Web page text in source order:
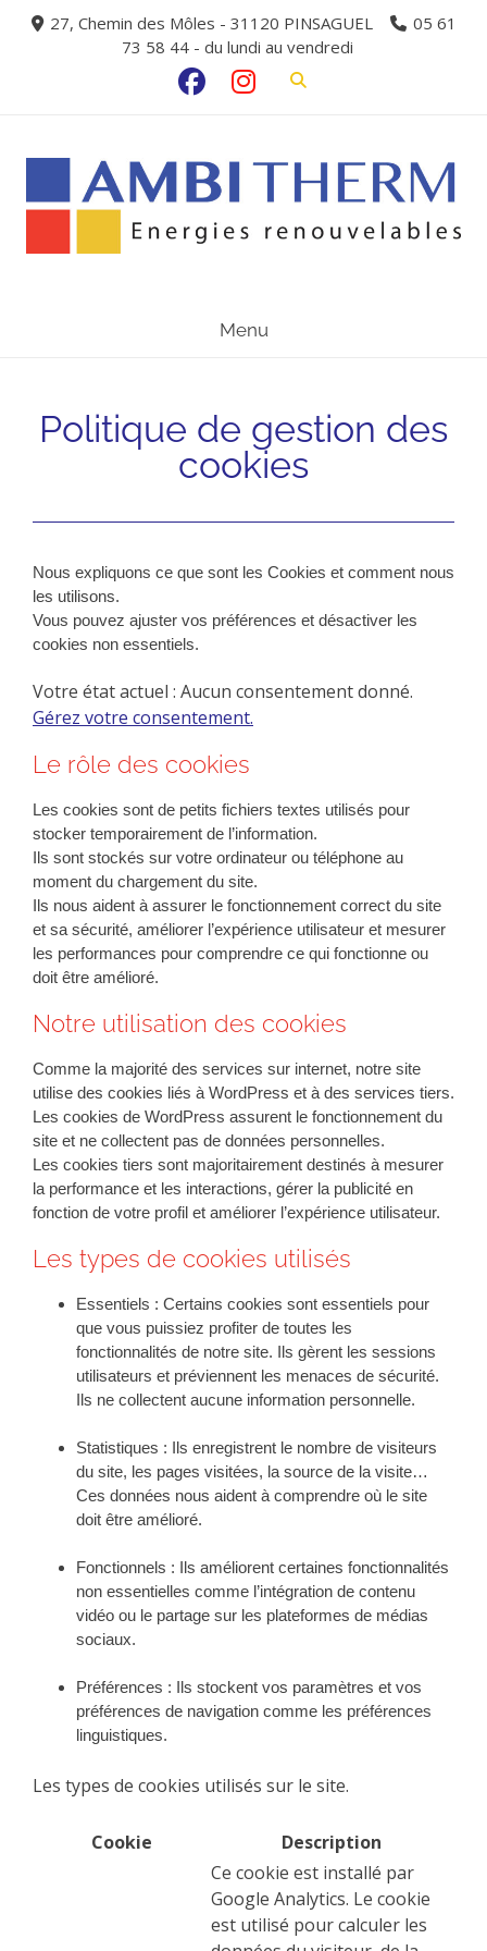
27, Chemin des Môles - 31120 PINSAGUEL
05 61
73 58 44 - du lundi au vendredi
Menu
Politique de gestion des
cookies
Nous expliquons ce que sont les Cookies et comment nous
les utilisons.
Vous pouvez ajuster vos préférences et désactiver les
cookies non essentiels.
Votre état actuel : Aucun consentement donné.
Gérez votre consentement.
Le rôle des cookies
Les cookies sont de petits fichiers textes utilisés pour
stocker temporairement de l’information.
Ils sont stockés sur votre ordinateur ou téléphone au
moment du chargement du site.
Ils nous aident à assurer le fonctionnement correct du site
et sa sécurité, améliorer l’expérience utilisateur et mesurer
les performances pour comprendre ce qui fonctionne ou
doit être amélioré.
Notre utilisation des cookies
Comme la majorité des services sur internet, notre site
utilise des cookies liés à WordPress et à des services tiers.
Les cookies de WordPress assurent le fonctionnement du
site et ne collectent pas de données personnelles.
Les cookies tiers sont majoritairement destinés à mesurer
la performance et les interactions, gérer la publicité en
fonction de votre profil et améliorer l’expérience utilisateur.
Les types de cookies utilisés
Essentiels : Certains cookies sont essentiels pour
que vous puissiez profiter de toutes les
fonctionnalités de notre site. Ils gèrent les sessions
utilisateurs et préviennent les menaces de sécurité.
Ils ne collectent aucune information personnelle.
Statistiques : Ils enregistrent le nombre de visiteurs
du site, les pages visitées, la source de la visite…
Ces données nous aident à comprendre où le site
doit être amélioré.
Fonctionnels : Ils améliorent certaines fonctionnalités
non essentielles comme l’intégration de contenu
vidéo ou le partage sur les plateformes de médias
sociaux.
Préférences : Ils stockent vos paramètres et vos
préférences de navigation comme les préférences
linguistiques.
Les types de cookies utilisés sur le site.
Cookie
Description
Ce cookie est installé par
Google Analytics. Le cookie
est utilisé pour calculer les